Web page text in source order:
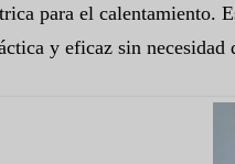
para el calentamiento.
y eficaz sin